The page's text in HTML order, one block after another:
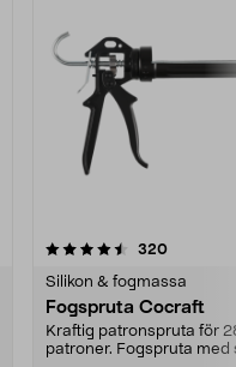
320
Silikon & fogmassa
Fogspruta Cocraft
Kraftig patronspruta för
patroner. Fogspruta med
4.5 av 5 stjärnor